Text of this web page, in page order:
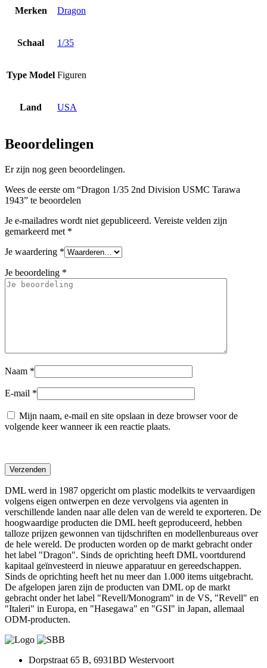
Merken Dragon
Schaal 1/35
Type Model Figuren
Land USA
Beoordelingen
Er zijn nog geen beoordelingen.
Wees de eerste om “Dragon 1/35 2nd Division USMC Tarawa
1943” te beoordelen
Je e-mailadres wordt niet gepubliceerd. Vereiste velden zijn
gemarkeerd met *
Je waardering *
Je beoordeling *
Naam *
E-mail *
Mijn naam, e-mail en site opslaan in deze browser voor de
volgende keer wanneer ik een reactie plaats.
DML werd in 1987 opgericht om plastic modelkits te vervaardigen
volgens eigen ontwerpen en deze vervolgens via agenten in
verschillende landen naar alle delen van de wereld te exporteren. De
hoogwaardige producten die DML heeft geproduceerd, hebben
talloze prijzen gewonnen van tijdschriften en modellenbureaus over
de hele wereld. De producten worden op de markt gebracht onder
het label "Dragon". Sinds de oprichting heeft DML voortdurend
kapitaal geïnvesteerd in nieuwe apparatuur en gereedschappen.
Sinds de oprichting heeft het nu meer dan 1.000 items uitgebracht.
De afgelopen jaren zijn de producten van DML op de markt
gebracht onder het label "Revell/Monogram" in de VS, "Revell" en
"Italeri" in Europa, en "Hasegawa" en "GSI" in Japan, allemaal
ODM-producten.
Dorpstraat 65 B, 6931BD Westervoort